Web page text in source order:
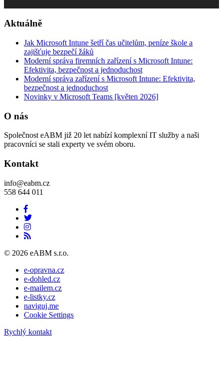
Aktuálně
Jak Microsoft Intune šetří čas učitelům, peníze škole a
zajišťuje bezpečí žáků
Moderní správa firemních zařízení s Microsoft Intune:
Efektivita, bezpečnost a jednoduchost
Moderní správa zařízení s Microsoft Intune: Efektivita,
bezpečnost a jednoduchost
Novinky v Microsoft Teams [květen 2026]
O nás
Společnost eABM již 20 let nabízí komplexní IT služby a naši
pracovníci se stali experty ve svém oboru.
Kontakt
info@eabm.cz
558 644 011
© 2026 eABM s.r.o.
e-opravna.cz
e-dohled.cz
e-mailem.cz
e-listky.cz
naviguj.me
Cookie Settings
Rychlý kontakt